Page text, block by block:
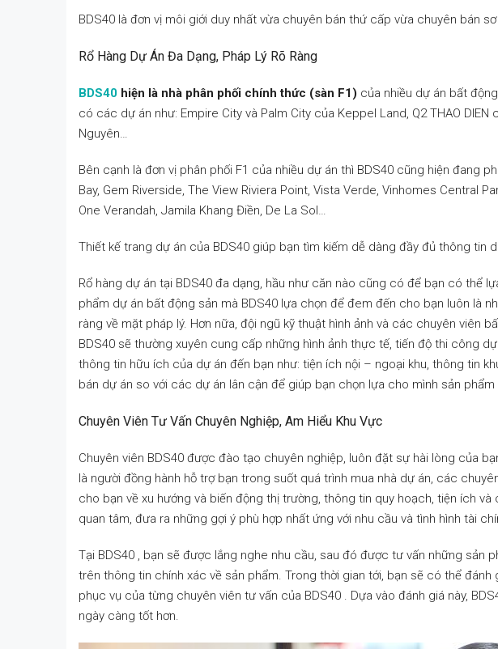
BDS40 là đơn vị môi giới duy nhất vừa chuyên bán thứ cấp vừa chuyên bán
Rổ Hàng Dự Án Đa Dạng, Pháp Lý Rõ Ràng
BDS40 hiện là nhà phân phối chính thức (sàn F1) của nhiều dự án bất
có các dự án như: Empire City và Palm City của Keppel Land, Q2 THAO DIEN
Nguyên…
Bên cạnh là đơn vị phân phối F1 của nhiều dự án thì BDS40 cũng hiện đang
Bay, Gem Riverside, The View Riviera Point, Vista Verde, Vinhomes Central
One Verandah, Jamila Khang Điền, De La Sol…
Thiết kế trang dự án của BDS40 giúp bạn tìm kiếm dễ dàng đầy đủ thông tin
Rổ hàng dự án tại BDS40 đa dạng, hầu như căn nào cũng có để bạn có thể
phẩm dự án bất động sản mà BDS40 lựa chọn để đem đến cho bạn luôn là
ràng về mặt pháp lý. Hơn nữa, đội ngũ kỹ thuật hình ảnh và các chuyên viên
BDS40 sẽ thường xuyên cung cấp những hình ảnh thực tế, tiến độ thi công
thông tin hữu ích của dự án đến bạn như: tiện ích nội – ngoại khu, thông tin
bán dự án so với các dự án lân cận để giúp bạn chọn lựa cho mình sản phẩm
Chuyên Viên Tư Vấn Chuyên Nghiệp, Am Hiểu Khu Vực
Chuyên viên BDS40 được đào tạo chuyên nghiệp, luôn đặt sự hài lòng của
là người đồng hành hỗ trợ bạn trong suốt quá trình mua nhà dự án, các
cho bạn về xu hướng và biến động thị trường, thông tin quy hoạch, tiện ích
quan tâm, đưa ra những gợi ý phù hợp nhất ứng với nhu cầu và tình hình tài
Tại BDS40 , bạn sẽ được lắng nghe nhu cầu, sau đó được tư vấn những sản
trên thông tin chính xác về sản phẩm. Trong thời gian tới, bạn sẽ có thể
phục vụ của từng chuyên viên tư vấn của BDS40 . Dựa vào đánh giá này,
ngày càng tốt hơn.